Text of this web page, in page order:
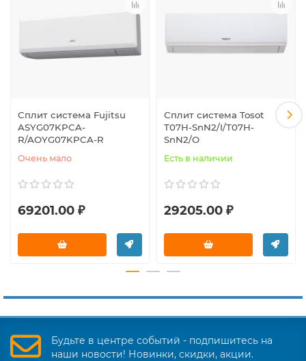
Сплит система Fujitsu
ASYG07KPCA-
R/AOYG07KPCA-R
Очень мало
69201.00 ₽
Сплит система Tosot
T07H-SnN2/I/T07H-
SnN2/O
Есть в наличии
29205.00 ₽
Будьте в центре событий - подпишитесь на
наши новости! Новинки, скидки, акции.